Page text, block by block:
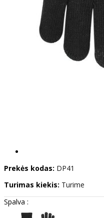
Prekės kodas: DP41
Turimas kiekis: Turime
Spalva :